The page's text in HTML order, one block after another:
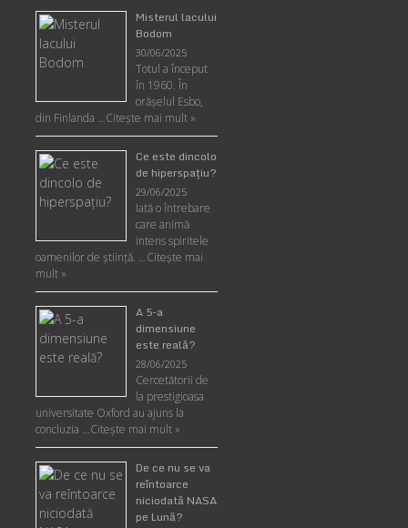
Misterul lacului
Bodom
30/06/2025
Totul a început
în 1960. În
orășelul Esbo,
din Finlanda …Citește mai mult »
Ce este dincolo
de hiperspaţiu?
29/06/2025
Iată o întrebare
care animă
intens spiritele
oamenilor de ştiinţă. …Citește mai
mult »
A 5-a
dimensiune
este reală?
28/06/2025
Cercetătorii de
la prestigioasa
universitate Oxford au ajuns la
concluzia …Citește mai mult »
De ce nu se va
reîntoarce
niciodată NASA
pe Lună?